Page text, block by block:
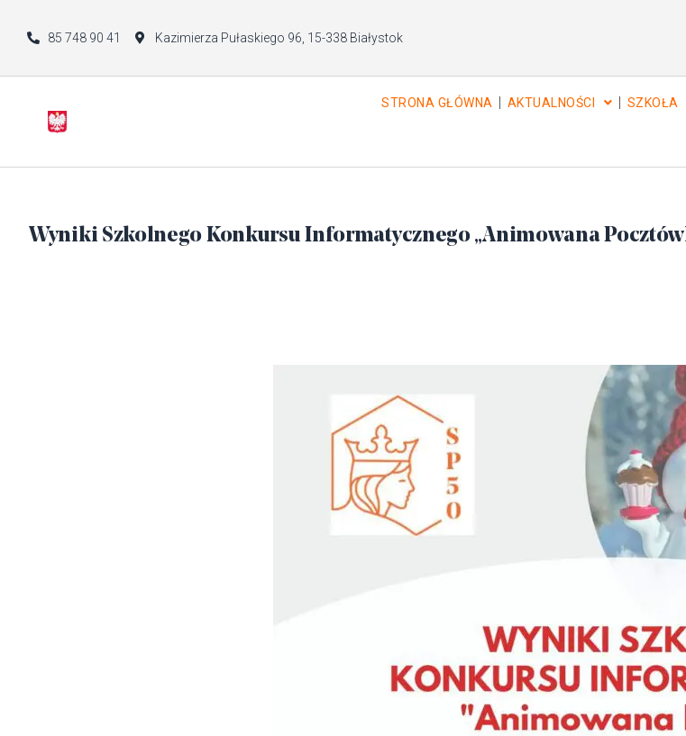
85 748 90 41 Kazimierza Pułaskiego 96, 15-338 Białystok
STRONA GŁÓWNA AKTUALNOŚCI SZKOŁA
Wyniki Szkolnego Konkursu Informatycznego „Animowana